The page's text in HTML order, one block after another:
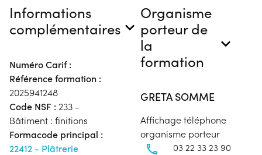
Informations
complémentaires
Numéro Carif :
Référence formation :
2025941248
Code NSF : 233 -
Bâtiment : finitions
Formacode principal :
22412 - Plâtrerie
Organisme
porteur de
la
formation
GRETA SOMME
Affichage téléphone
organisme porteur
03 22 33 23 90